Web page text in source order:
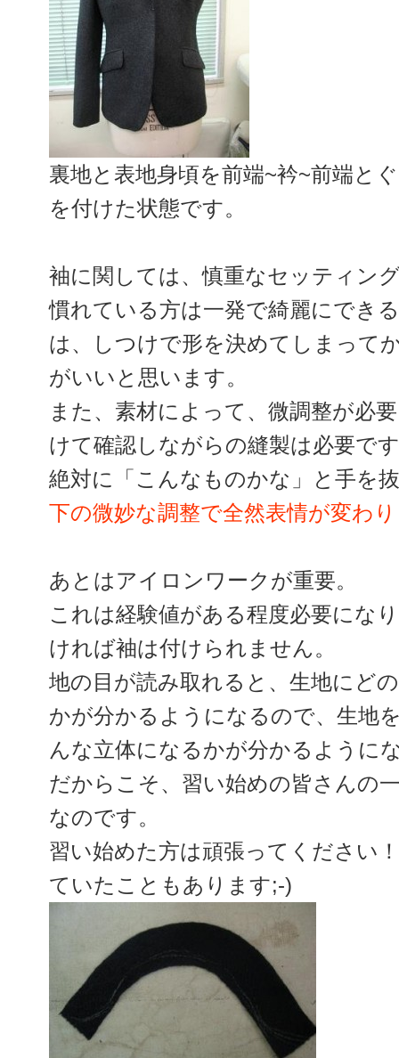
裏地と表地身頃を前端~衿~前端と
を付けた状態です。
袖に関しては、慎重なセッティン
慣れている方は一発で綺麗にでき
は、しつけで形を決めてしまって
がいいと思います。
また、素材によって、微調整が必
けて確認しながらの縫製は必要で
絶対に「こんなものかな」と手を
下の微妙な調整で全然表情が変わ
あとはアイロンワークが重要。
これは経験値がある程度必要にな
ければ袖は付けられません。
地の目が読み取れると、生地にど
かが分かるようになるので、生地
んな立体になるかが分かるように
だからこそ、習い始めの皆さんの
なのです。
習い始めた方は頑張ってください
ていたこともあります;-)